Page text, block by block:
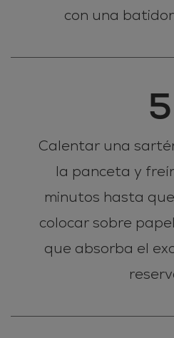
con una
5
Calentar una
la panceta y
minutos hasta
colocar sobre
que absorba el